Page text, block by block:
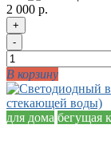
2 000 р.
+
-
В корзину
для дома бегущая